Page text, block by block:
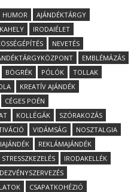
HUMOR
AJÁNDÉKTÁRGY
IRODAIÉLET
NEVETÉS
EMBLÉMÁZÁS
BÖGRÉK PÓLÓK
TOLLAK
KREATÍV AJÁNDÉK
CÉGES POÉN
KOLLÉGÁK
SZÓRAKOZÁS
VIDÁMSÁG
NOSZTALGIA
REKLÁMAJÁNDÉK
STRESSZKEZELÉS
IRODAKELLÉK
CSAPATKOHÉZIÓ